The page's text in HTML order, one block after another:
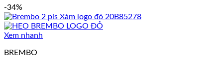
-34%
Xem nhanh
BREMBO